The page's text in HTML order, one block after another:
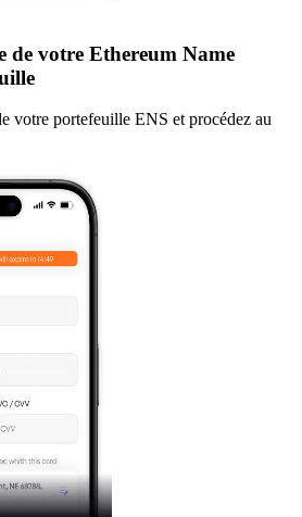
de votre Ethereum Name
votre portefeuille ENS et procédez au